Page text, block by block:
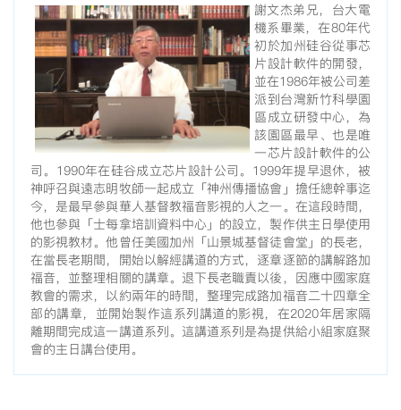
謝文杰弟兄，台大電
機系畢業，在80年代
初於加州硅谷從事芯
片設計軟件的開發，
並在1986年被公司差
派到台灣新竹科學園
區成立研發中心，為
該園區最早、也是唯
一芯片設計軟件的公
司。1990年在硅谷成立芯片設計公司。1999年提早退休，被
神呼召與遠志明牧師一起成立「神州傳播協會」擔任總幹事迄
今，是最早參與華人基督教福音影視的人之一。在這段時間，
他也參與「士每拿培訓資料中心」的設立，製作供主日學使用
的影視教材。他曾任美國加州「山景城基督徒會堂」的長老，
在當長老期間，開始以解經講道的方式，逐章逐節的講解路加
福音，並整理相關的講章。退下長老職責以後，因應中國家庭
教會的需求，以約兩年的時間，整理完成路加福音二十四章全
部的講章，並開始製作這系列講道的影視，在2020年居家隔
離期間完成這一講道系列。這講道系列是為提供給小組家庭聚
會的主日講台使用。